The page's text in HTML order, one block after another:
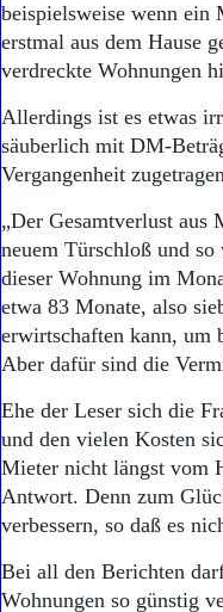
beispielsweise wenn ein
erstmal aus dem Hause
verdreckte Wohnungen
Allerdings ist es etwas
säuberlich mit DM-
Vergangenheit
„Der Gesamtverlust aus
neuem Türschloß und
dieser Wohnung im
etwa 83 Monate, also
erwirtschaften kann, um
Aber dafür sind die
Ehe der Leser sich die
und den vielen Kosten
Mieter nicht längst vom
Antwort. Denn zum
verbessern, so daß es
Bei all den Berichten
Wohnungen so günstig